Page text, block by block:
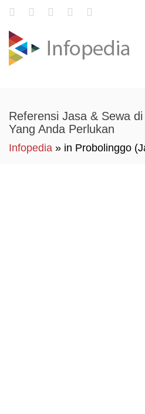
Referensi Jasa & Sewa
Yang Anda Perlukan
Infopedia » in Probolinggo